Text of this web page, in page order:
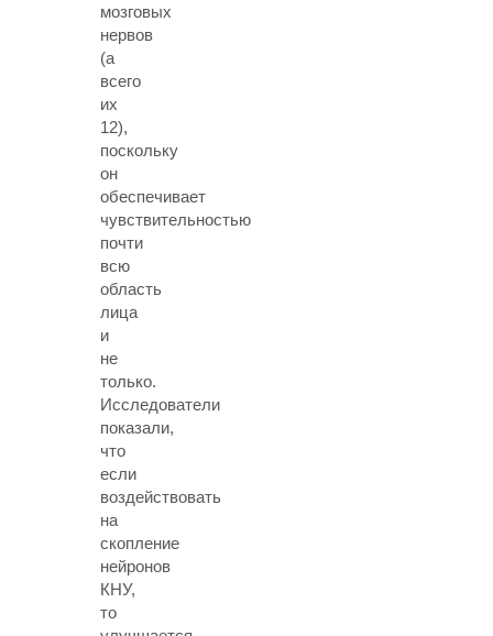
мозговых
нервов
(а
всего
их
12),
поскольку
он
обеспечивает
чувствительностью
почти
всю
область
лица
и
не
только.
Исследователи
показали,
что
если
воздействовать
на
скопление
нейронов
КНУ,
то